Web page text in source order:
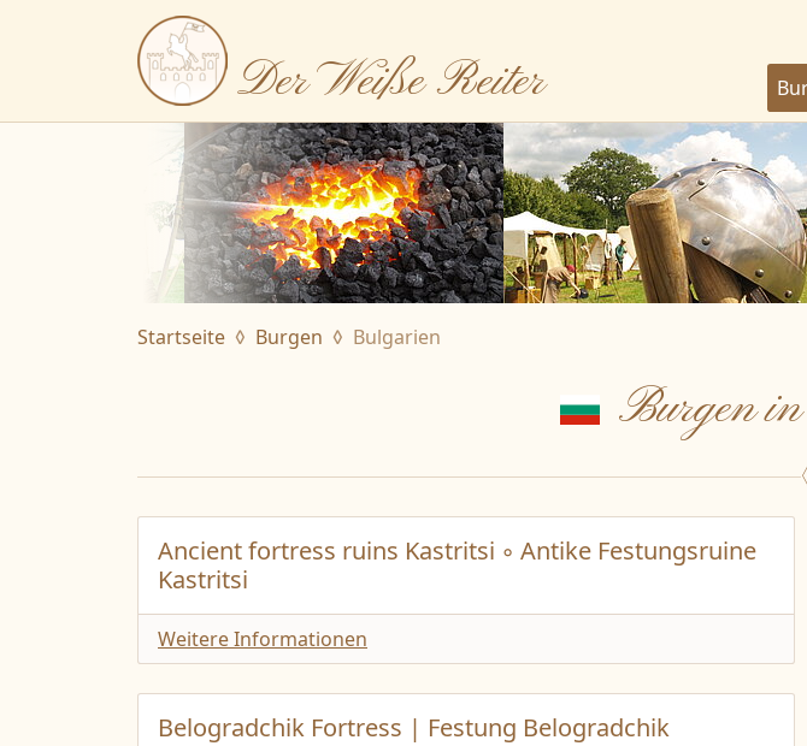
Der Weiße Reiter
Startseite Burgen Bulgarien
Burgen
Ancient fortress ruins Kastritsi ◦ Antike Festungsruine
Kastritsi
Weitere Informationen
Belogradchik Fortress | Festung Belogradchik